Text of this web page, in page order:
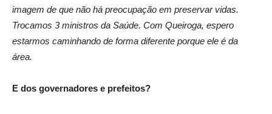
imagem de que não há preocupação em preservar vidas.
Trocamos 3 ministros da Saúde. Com Queiroga, espero
estarmos caminhando de forma diferente porque ele é da
área.
E dos governadores e prefeitos?